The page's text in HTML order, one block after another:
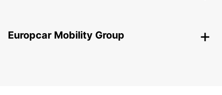
Europcar Mobility Group